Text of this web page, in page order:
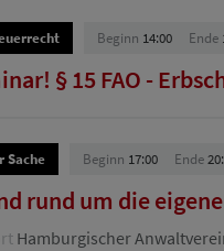
Beginn 14:00 Ende
§ 15 FAO -
Sache Beginn 17:00 Ende
rund um die
Hamburgischer